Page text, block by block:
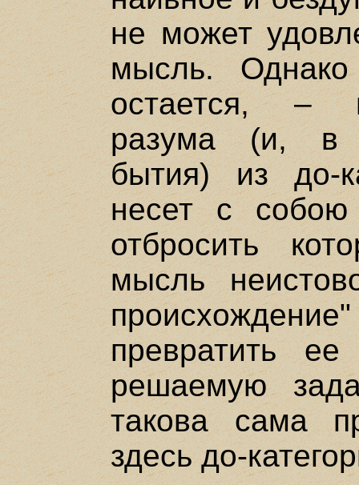
не может
мысль.
остается, –
разума (и, в
бытия) из до-
несет с собою
отбросить
мысль
превратить
решаемую
такова сама
здесь до-